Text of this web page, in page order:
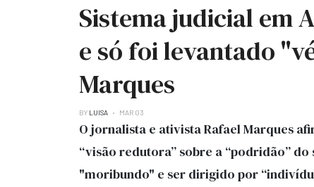
Sistema judicial em
e só foi levantado
Marques
BY LUISA MAR 03
O jornalista e ativista Rafael Marques
“visão redutora” sobre a “podridão”
"moribundo" e ser dirigido por